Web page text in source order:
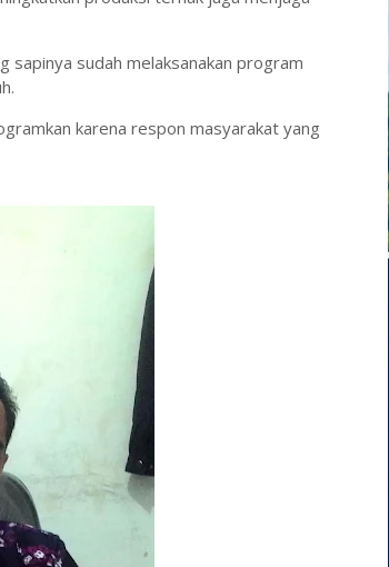
sapinya sudah melaksanakan program
karena respon masyarakat yang